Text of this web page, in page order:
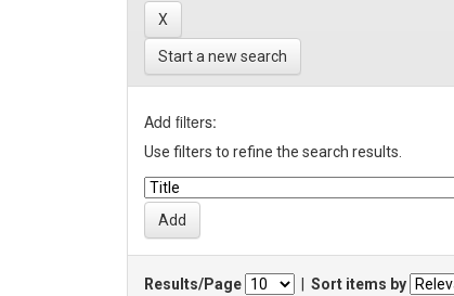
Start a new search
Add filters:
Use filters to refine the search results.
Results/Page Sort items by